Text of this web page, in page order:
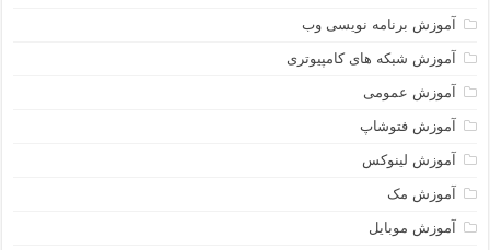
آموزش برنامه نویسی وب
آموزش شبکه های کامپیوتری
آموزش عمومی
آموزش فتوشاپ
آموزش لینوکس
آموزش مک
آموزش موبایل